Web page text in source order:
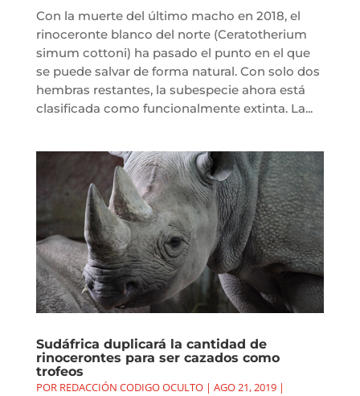
Con la muerte del último macho en 2018, el
rinoceronte blanco del norte (Ceratotherium
simum cottoni) ha pasado el punto en el que
se puede salvar de forma natural. Con solo dos
hembras restantes, la subespecie ahora está
clasificada como funcionalmente extinta. La...
Sudáfrica duplicará la cantidad de
rinocerontes para ser cazados como
trofeos
POR REDACCIÓN CODIGO OCULTO| AGO 21, 2019|